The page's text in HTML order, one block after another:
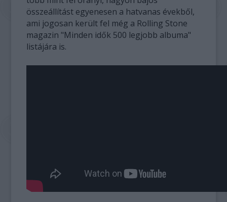
összeállítást egyenesen a hatvanas évekből,
ami jogosan került fel még a Rolling Stone
magazin "Minden idők 500 legjobb albuma"
listájára is.